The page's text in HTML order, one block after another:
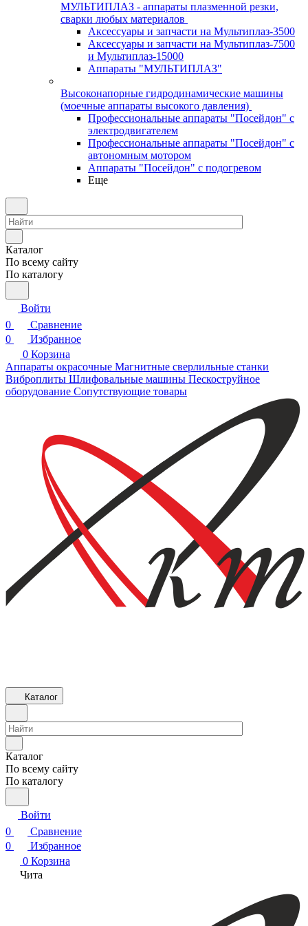
МУЛЬТИПЛАЗ - аппараты плазменной резки,
сварки любых материалов
Аксессуары и запчасти на Мультиплаз-3500
Аксессуары и запчасти на Мультиплаз-7500
и Мультиплаз-15000
Аппараты "МУЛЬТИПЛАЗ"
Высоконапорные гидродинамические машины
(моечные аппараты высокого давления)
Профессиональные аппараты "Посейдон" с
электродвигателем
Профессиональные аппараты "Посейдон" с
автономным мотором
Аппараты "Посейдон" с подогревом
Еще
Каталог
По всему сайту
По каталогу
Войти
0
Сравнение
0
Избранное
0 Корзина
Аппараты окрасочные Магнитные сверлильные станки
Виброплиты Шлифовальные машины Пескоструйное
оборудование Сопутствующие товары
Каталог
Каталог
По всему сайту
По каталогу
Войти
0
Сравнение
0
Избранное
0 Корзина
Чита